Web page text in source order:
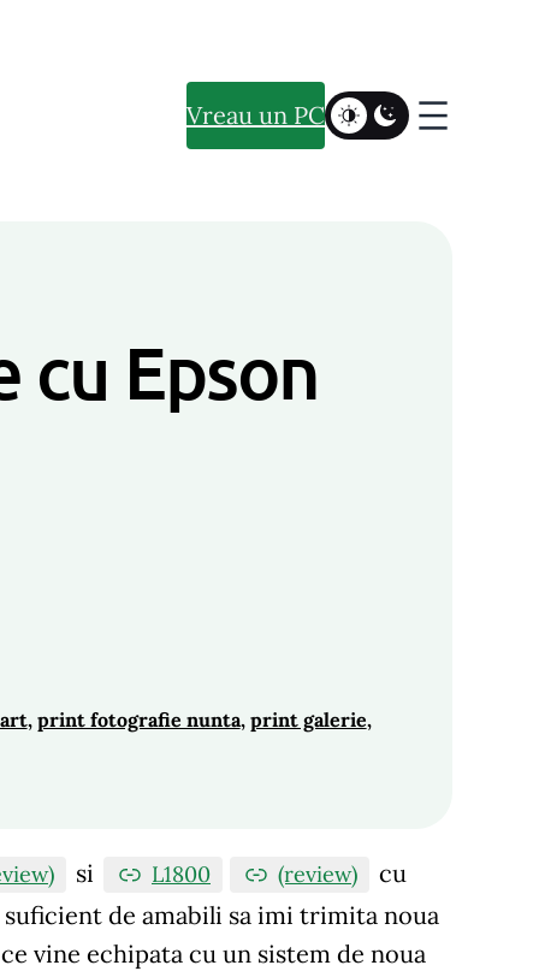
Vreau un PC
Epson
, print fotografie nunta, print galerie ,
si L1800 (review)
cu
suficient de amabili sa imi trimita noua
vine echipata cu un sistem de noua